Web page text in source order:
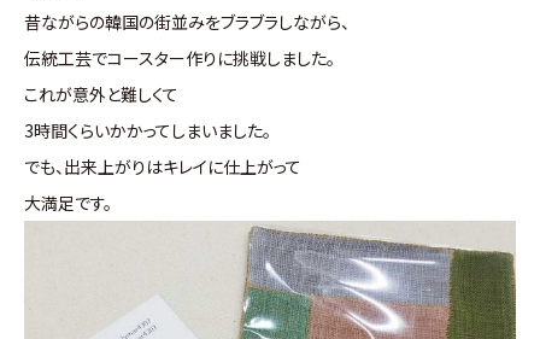
昔ながらの韓国の街並みをブラブラしながら、
伝統工芸でコースター作りに挑戦しました。
これが意外と難しくて
3時間くらいかかってしまいました。
でも、出来上がりはキレイに仕上がって
大満足です。